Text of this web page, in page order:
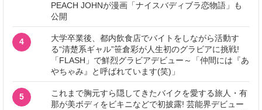
PEACH JOHNが漫画「ナイスバディブラ恋物語」も
公開
4
大学卒業後、都内飲食店でバイトをしながら活動す
る“清楚系ギャル”笹倉彩が人生初のグラビアに挑戦!
「FLASH」で鮮烈グラビアデビュー～「仲間には『あ
やちゃみ』と呼ばれています(笑)」
5
これまで胸元すら隠してきたバイクを愛する旅人・有
那が美ボディをビキニなどで初披露! 芸能界デビュー